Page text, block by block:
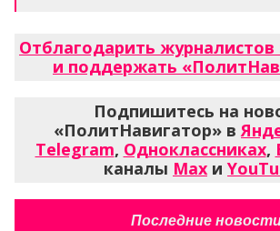
Отблагодарить журналистов
и поддержать
Подпишитесь на
«ПолитНавигатор» в
Telegram, Одноклассниках,
каналы Max и
Последние